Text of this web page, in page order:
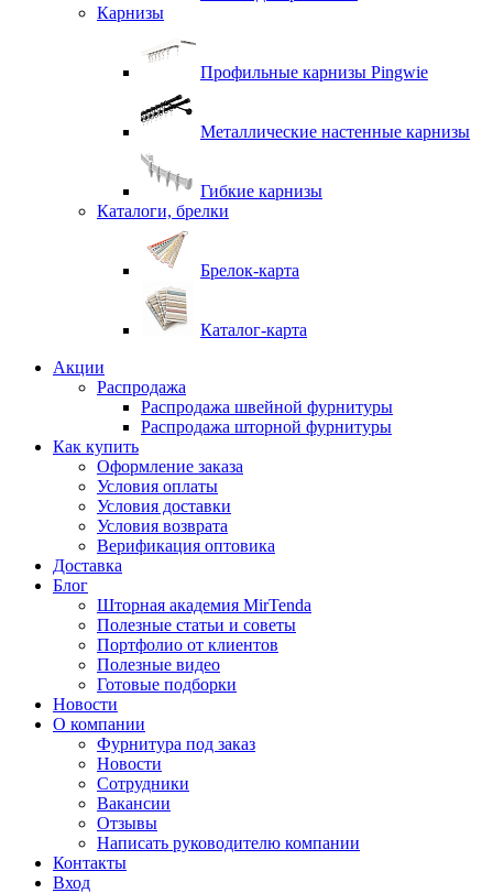
Карнизы
Профильные карнизы Pingwie
Металлические настенные карнизы
Гибкие карнизы
Каталоги, брелки
Брелок-карта
Каталог-карта
Акции
Распродажа
Распродажа швейной фурнитуры
Распродажа шторной фурнитуры
Как купить
Оформление заказа
Условия оплаты
Условия доставки
Условия возврата
Верификация оптовика
Доставка
Блог
Шторная академия MirTenda
Полезные статьи и советы
Портфолио от клиентов
Полезные видео
Готовые подборки
Новости
О компании
Фурнитура под заказ
Новости
Сотрудники
Вакансии
Отзывы
Написать руководителю компании
Контакты
Вход